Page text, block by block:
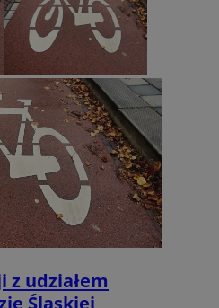
z udziałem